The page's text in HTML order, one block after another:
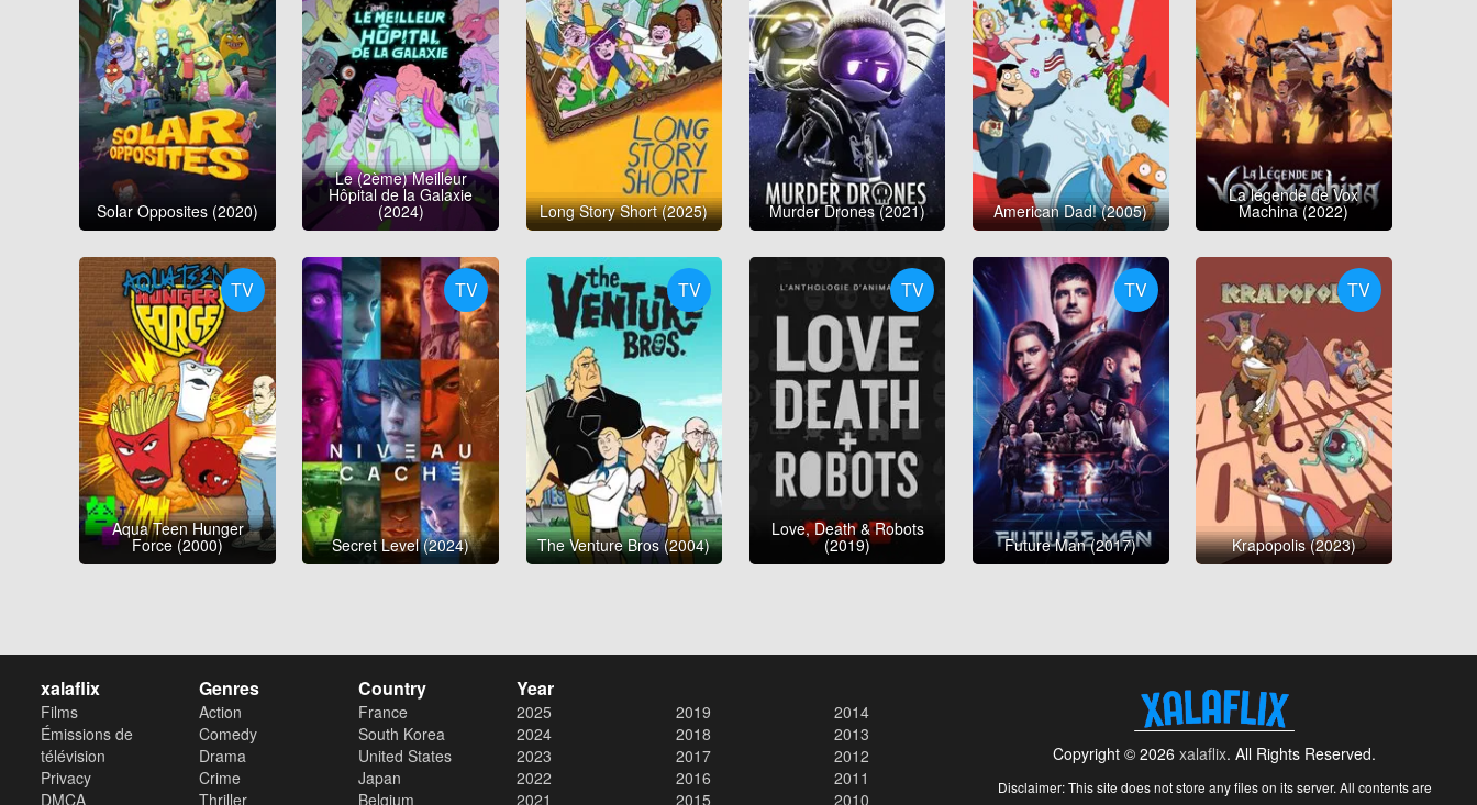
Solar Opposites (2020)
Le (2ème) Meilleur
Hôpital de la Galaxie
(2024) Long Story Short (2025) Murder Drones (2021) American Dad! (2005)
La légende de Vox
Machina (2022)
TV
Aqua Teen Hunger
Force (2000)
TV
Secret Level (2024)
TV
The Venture Bros (2004)
TV
Love, Death & Robots
(2019)
TV
Future Man (2017)
TV
Krapopolis (2023)
xalaflix
Films
Émissions de
télévision
Privacy
DMCA
Genres
Action
Comedy
Drama
Crime
Thriller
Country
France
South Korea
United States
Japan
Belgium
Year
2025
2024
2023
2022
2021
2019
2018
2017
2016
2015
2014
2013
2012
2011
2010
Copyright © 2026xalaflix. All Rights Reserved.
Disclaimer: This site does not store any files on its server. All contents are